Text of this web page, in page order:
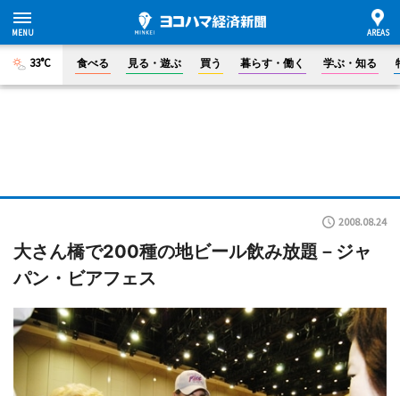
33°C 食べる 見る・遊ぶ 買う 暮らす・働く 学ぶ・知る
2008.08.24
大さん橋で200種の地ビール飲み放題－ジャ
パン・ビアフェス